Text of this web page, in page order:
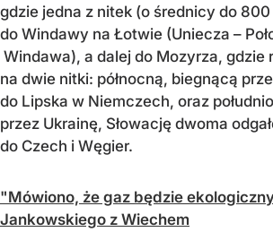
gdzie jedna z nitek (o średnicy do
do Windawy na Łotwie (Uniecza –
Windawa), a dalej do Mozyrza, gdzie
na dwie nitki: północną, biegnącą
do Lipska w Niemczech, oraz
przez Ukrainę, Słowację dwoma
do Czech i Węgier.
"Mówiono, że gaz będzie
Jankowskiego z Wiechem